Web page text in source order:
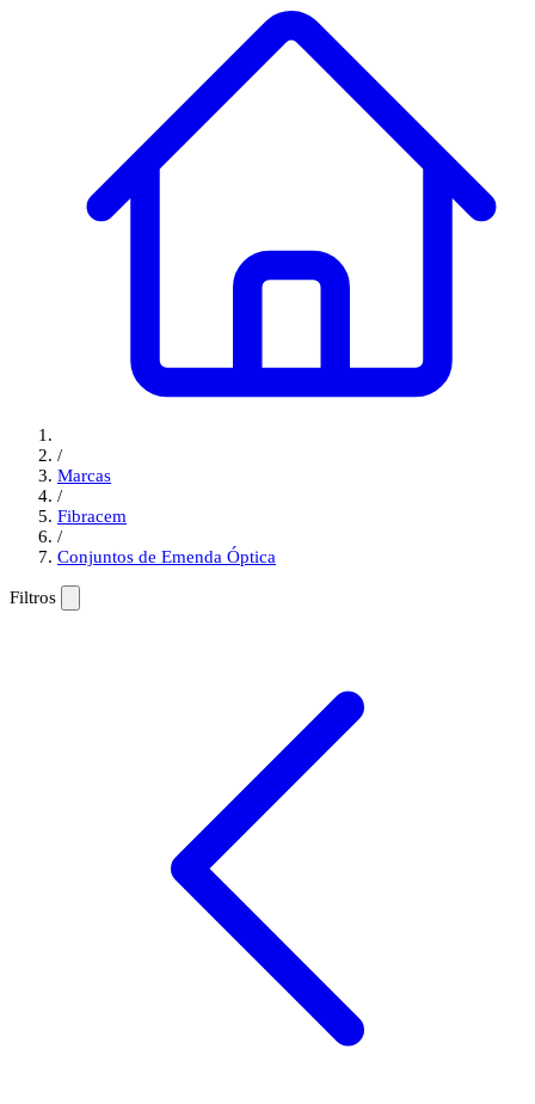
/
Marcas
/
Fibracem
/
Conjuntos de Emenda Óptica
Filtros